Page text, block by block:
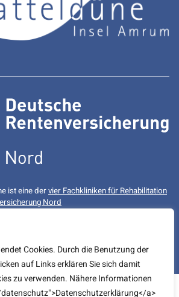
Cookies. Durch die Benutzung der
auf Links erklären Sie sich damit
zu verwenden. Nähere Informationen
a>
ist eine dervier Fachkliniken für Rehabilitation
Nord
LinkedIn Instagram
Cookies. Durch die Benutzung der